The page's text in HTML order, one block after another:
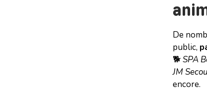
De
public,
🐕SPA
JM
encore.